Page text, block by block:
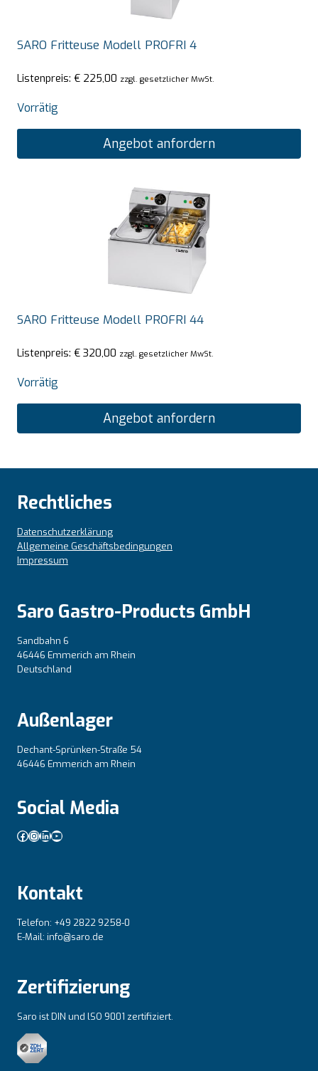
SARO Fritteuse Modell PROFRI 4
Listenpreis: € 225,00 zzgl. gesetzlicher MwSt.
Vorrätig
Angebot anfordern
SARO Fritteuse Modell PROFRI 44
Listenpreis: € 320,00 zzgl. gesetzlicher MwSt.
Vorrätig
Angebot anfordern
Rechtliches
Datenschutzerklärung
Allgemeine Geschäftsbedingungen
Impressum
Saro Gastro-Products GmbH
Sandbahn 6
46446 Emmerich am Rhein
Deutschland
Außenlager
Dechant-Sprünken-Straße 54
46446 Emmerich am Rhein
Social Media
Facebook
Instagram
LinkedIn
YouTube
Kontakt
Telefon: +49 2822 9258-0
E-Mail: info@saro.de
Zertifizierung
Saro ist DIN und lSO 9001 zertifiziert.